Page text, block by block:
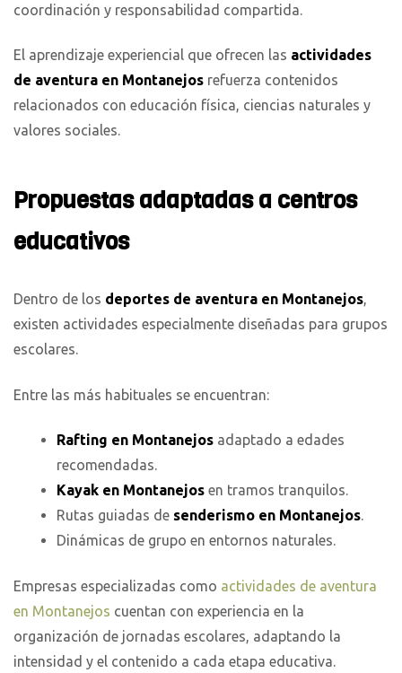
coordinación y responsabilidad compartida.
El aprendizaje experiencial que ofrecen las actividades
de aventura en Montanejos refuerza contenidos
relacionados con educación física, ciencias naturales y
valores sociales.
Propuestas adaptadas a centros
educativos
Dentro de los deportes de aventura en Montanejos,
existen actividades especialmente diseñadas para grupos
escolares.
Entre las más habituales se encuentran:
Rafting en Montanejos adaptado a edades
recomendadas.
Kayak en Montanejos en tramos tranquilos.
Rutas guiadas de senderismo en Montanejos.
Dinámicas de grupo en entornos naturales.
Empresas especializadas como actividades de aventura
en Montanejos cuentan con experiencia en la
organización de jornadas escolares, adaptando la
intensidad y el contenido a cada etapa educativa.